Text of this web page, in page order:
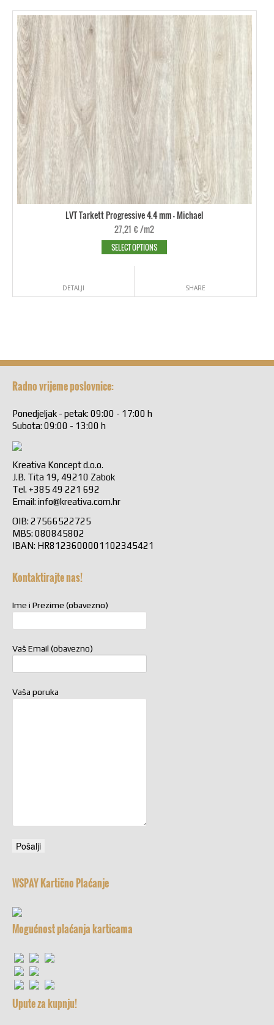
LVT Tarkett Progressive 4.4 mm - Michael
27,21 €/m2
SELECT OPTIONS
DETALJI SHARE
Radno vrijeme poslovnice:
Ponedjeljak - petak: 09:00 - 17:00 h
Subota: 09:00 - 13:00 h
Kreativa Koncept d.o.o.
J.B. Tita 19, 49210 Zabok
Tel. +385 49 221 692
Email: info@kreativa.com.hr
OIB: 27566522725
MBS: 080845802
IBAN: HR8123600001102345421
Kontaktirajte nas!
Ime i Prezime (obavezno)
Vaš Email (obavezno)
Vaša poruka
WSPAY Kartično Plaćanje
Mogućnost plaćanja karticama
Upute za kupnju!